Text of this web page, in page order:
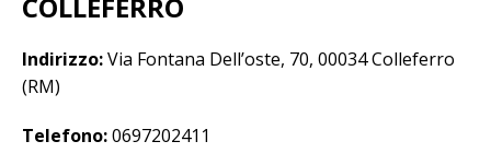
COLLEFERRO
Indirizzo:Via Fontana Dell’oste, 70, 00034 Colleferro
(RM)
Telefono:0697202411